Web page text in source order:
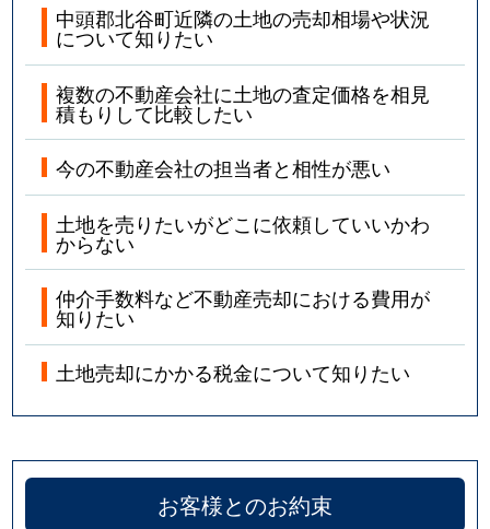
中頭郡北谷町近隣の土地の売却相場や状況
について知りたい
複数の不動産会社に土地の査定価格を相見
積もりして比較したい
今の不動産会社の担当者と相性が悪い
土地を売りたいがどこに依頼していいかわ
からない
仲介手数料など不動産売却における費用が
知りたい
土地売却にかかる税金について知りたい
お客様とのお約束